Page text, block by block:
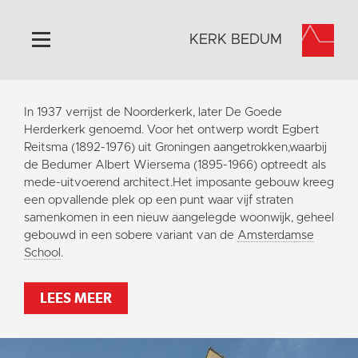
Home
Algemeen
Historie
Omgeving
Activiteiten
Steun ons
Contact
Vaktaal
KERK BEDUM
In 1937 verrijst de Noorderkerk, later De Goede
Herderkerk genoemd. Voor het ontwerp wordt Egbert
Reitsma (1892-1976) uit Groningen aangetrokken,waarbij
de Bedumer Albert Wiersema (1895-1966) optreedt als
mede-uitvoerend architect.Het imposante gebouw kreeg
een opvallende plek op een punt waar vijf straten
samenkomen in een nieuw aangelegde woonwijk, geheel
gebouwd in een sobere variant van de Amsterdamse
School .
LEES MEER